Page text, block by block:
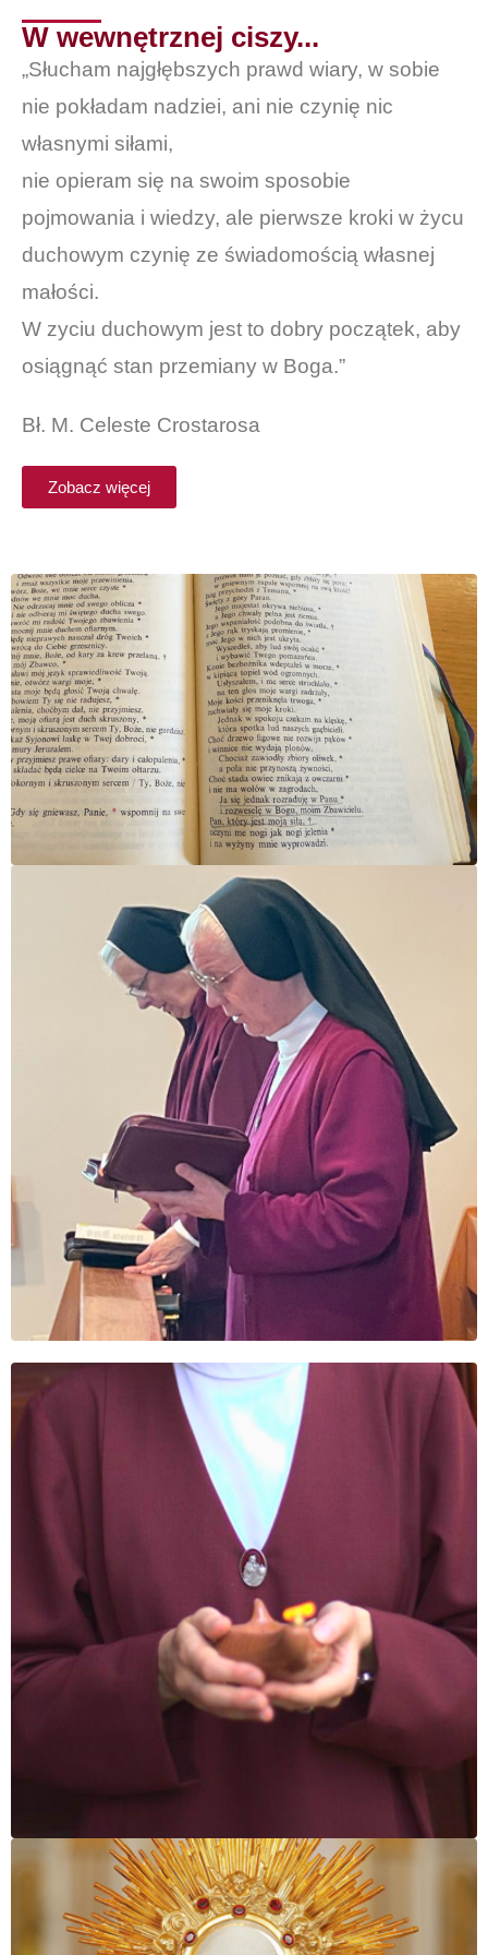
W wewnętrznej ciszy...
„Słucham najgłębszych prawd wiary, w sobie
nie pokładam nadziei, ani nie czynię nic
własnymi siłami,
nie opieram się na swoim sposobie
pojmowania i wiedzy, ale pierwsze kroki w życu
duchowym czynię ze świadomością własnej
małości.
W zyciu duchowym jest to dobry początek, aby
osiągnąć stan przemiany w Boga.”
Bł. M. Celeste Crostarosa
Zobacz więcej